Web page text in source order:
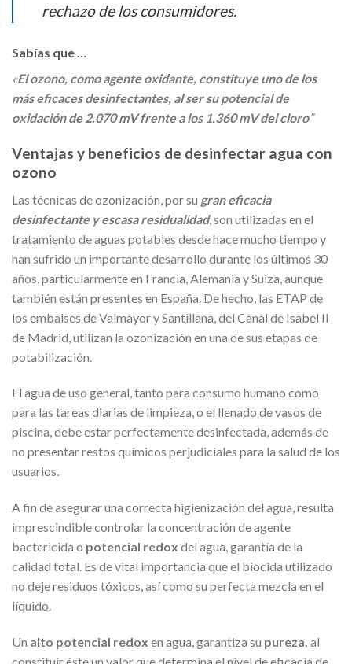
rechazo de los consumidores.
Sabías que …
«El ozono, como agente oxidante, constituye uno de los
más eficaces desinfectantes, al ser su potencial de
oxidación de 2.070 mV frente a los 1.360 mV del cloro”
Ventajas y beneficios de desinfectar agua con
ozono
Las técnicas de ozonización, por su gran eficacia
desinfectante y escasa residualidad, son utilizadas en el
tratamiento de aguas potables desde hace mucho tiempo y
han sufrido un importante desarrollo durante los últimos 30
años, particularmente en Francia, Alemania y Suiza, aunque
también están presentes en España. De hecho, las ETAP de
los embalses de Valmayor y Santillana, del Canal de Isabel II
de Madrid, utilizan la ozonización en una de sus etapas de
potabilización.
El agua de uso general, tanto para consumo humano como
para las tareas diarias de limpieza, o el llenado de vasos de
piscina, debe estar perfectamente desinfectada, además de
no presentar restos químicos perjudiciales para la salud de los
usuarios.
A fin de asegurar una correcta higienización del agua, resulta
imprescindible controlar la concentración de agente
bactericida o potencial redox del agua, garantía de la
calidad total. Es de vital importancia que el biocida utilizado
no deje residuos tóxicos, así como su perfecta mezcla en el
líquido.
Un alto potencial redox en agua, garantiza su pureza, al